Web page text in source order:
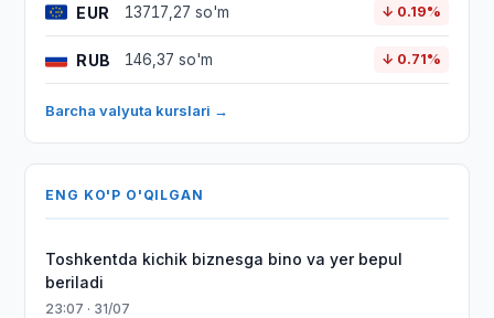
EUR 13717,27 so'm ↓ 0.19%
RUB 146,37 so'm ↓ 0.71%
Barcha valyuta kurslari →
ENG KO'P O'QILGAN
Toshkentda kichik biznesga bino va yer bepul
beriladi
23:07 · 31/07